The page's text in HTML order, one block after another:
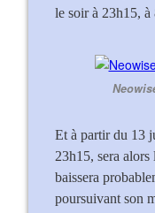
le soir à 23h15, à
Et à partir du 13
23h15, sera
baissera
poursuivant son